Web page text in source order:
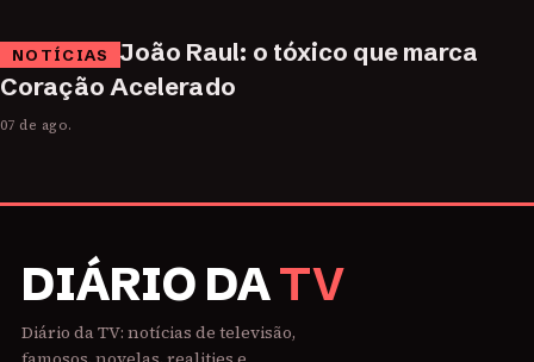
NOTÍCIAS
João Raul: o tóxico que marca
Coração Acelerado
07 de ago.
DIÁRIO DATV
Diário da TV: notícias de televisão,